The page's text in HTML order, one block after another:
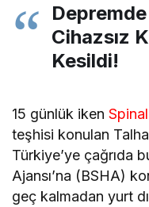
Cihazsız
Kesildi!
15 günlük iken
teşhisi konulan
Türkiye’ye çağrıda
Ajansı’na (BSHA)
geç kalmadan yurt